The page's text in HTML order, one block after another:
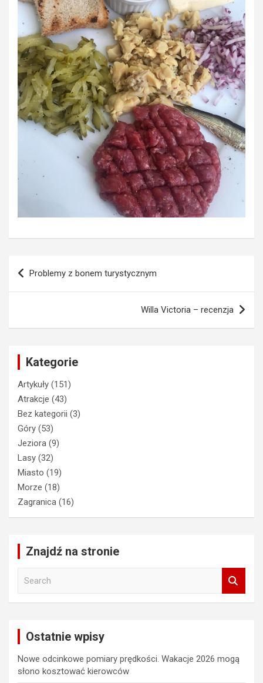
Nawigacja
wpisu
Problemy z bonem turystycznym
Willa Victoria – recenzja
Kategorie
Artykuły (151)
Atrakcje (43)
Bez kategorii (3)
Góry (53)
Jeziora (9)
Lasy (32)
Miasto (19)
Morze (18)
Zagranica (16)
Znajdź na stronie
Ostatnie wpisy
Nowe odcinkowe pomiary prędkości. Wakacje 2026 mogą
słono kosztować kierowców